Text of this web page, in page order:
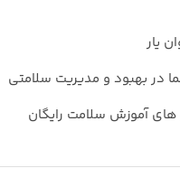
یار
در بهبود و مدیریت سلامتی
های آموزش سلامت رایگان